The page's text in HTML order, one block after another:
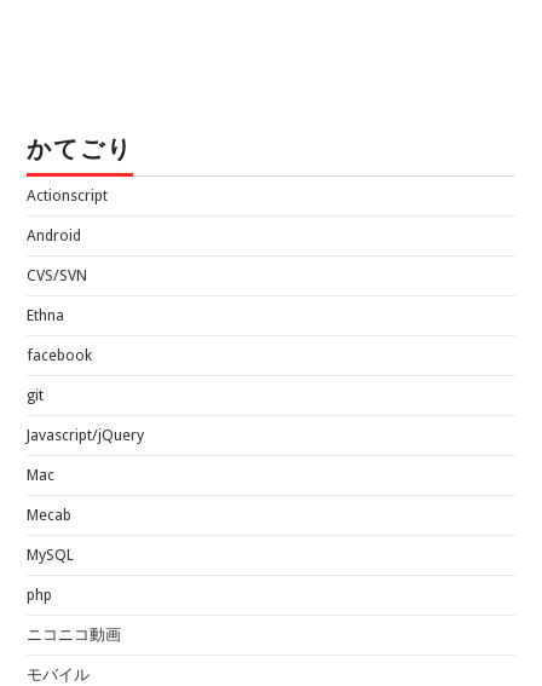
かてごり
Actionscript
Android
CVS/SVN
Ethna
facebook
git
Javascript/jQuery
Mac
Mecab
MySQL
php
ニコニコ動画
モバイル